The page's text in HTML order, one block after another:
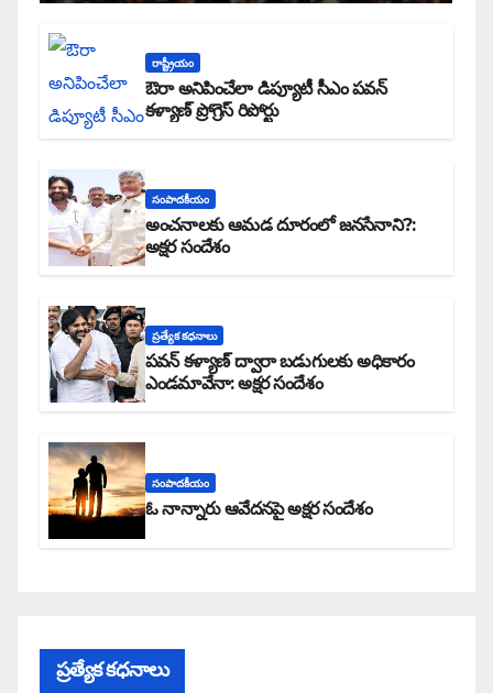
రాష్ట్రీయం
ఔరా అనిపించేలా డిప్యూటీ సీఎం పవన్
కళ్యాణ్ ప్రోగ్రెస్ రిపోర్టు
సంపాదకీయం
అంచనాలకు ఆమడ దూరంలో జనసేనాని?:
అక్షర సందేశం
ప్రత్యేక కధనాలు
పవన్ కళ్యాణ్ ద్వారా బడుగులకు అధికారం
ఎండమావేనా: అక్షర సందేశం
సంపాదకీయం
ఓ నాన్నారు ఆవేదనపై అక్షర సందేశం
ప్రత్యేక కధనాలు